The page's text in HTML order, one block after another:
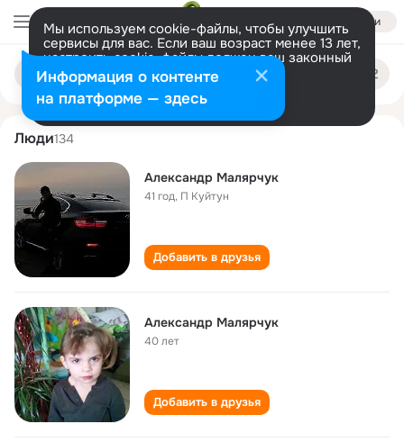
Войти
Мы используем cookie-файлы, чтобы улучшить
сервисы для вас. Если ваш возраст менее 13 лет,
настроить cookie-файлы должен ваш законный
представитель. Больше информации
Разрешить все Настроить
Поиск
людям
aleksandr malyarchuk
Люди134
Александр Малярчук
41 год, П Куйтун
Добавить в друзья
Александр Малярчук
40 лет
Добавить в друзья
Информация о контенте
на платформе — здесь